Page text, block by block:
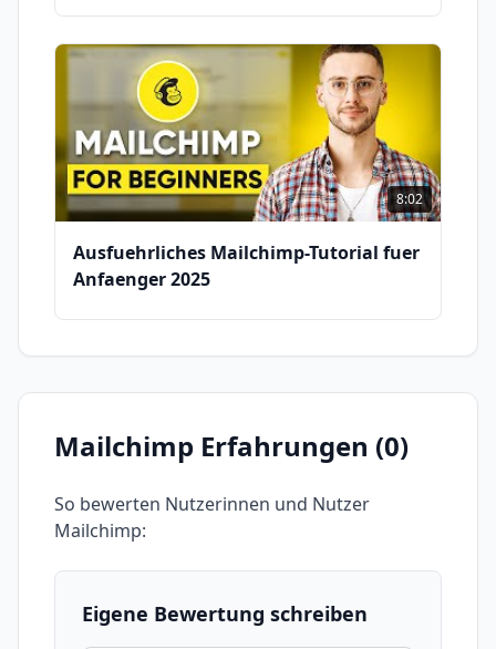
8:02
Ausfuehrliches Mailchimp-Tutorial fuer
Anfaenger 2025
Mailchimp Erfahrungen (0)
So bewerten Nutzerinnen und Nutzer
Mailchimp:
Eigene Bewertung schreiben